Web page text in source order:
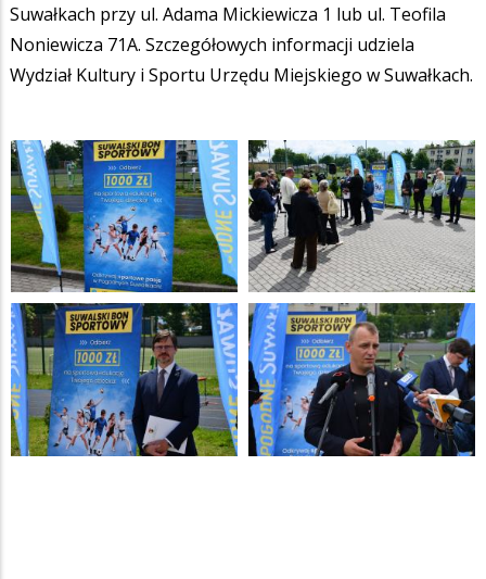
Suwałkach przy ul. Adama Mickiewicza 1 lub ul. Teofila
Noniewicza 71A. Szczegółowych informacji udziela
Wydział Kultury i Sportu Urzędu Miejskiego w Suwałkach.